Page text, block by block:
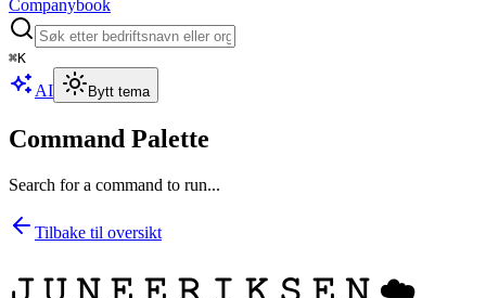
Companybook
⌘K
AI Bytt tema
Command Palette
Search for a command to run...
Tilbake til oversikt